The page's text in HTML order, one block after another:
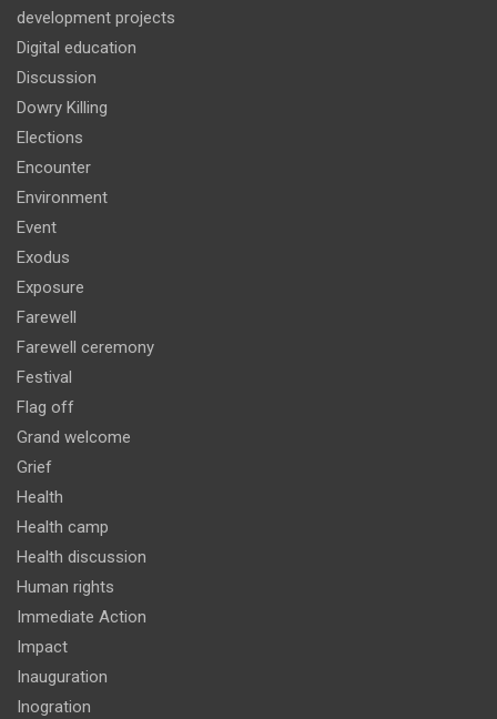
development projects
Digital education
Discussion
Dowry Killing
Elections
Encounter
Environment
Event
Exodus
Exposure
Farewell
Farewell ceremony
Festival
Flag off
Grand welcome
Grief
Health
Health camp
Health discussion
Human rights
Immediate Action
Impact
Inauguration
Inogration